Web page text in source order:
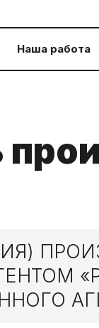
Наша работа